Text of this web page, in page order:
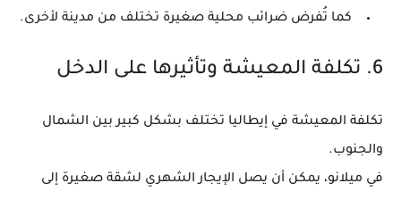
كما تُفرض ضرائب محلية صغيرة تختلف من مدينة لأخرى.
6. تكلفة المعيشة وتأثيرها على الدخل
تكلفة المعيشة في إيطاليا تختلف بشكل كبير بين الشمال
والجنوب.
في ميلانو، يمكن أن يصل الإيجار الشهري لشقة صغيرة إلى